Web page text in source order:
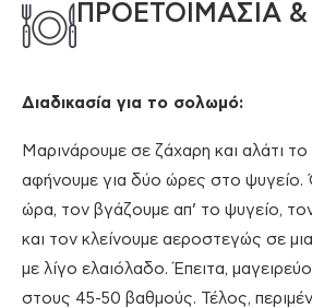
ΠΡΟΕΤΟΙΜΑΣΙΑ
Διαδικασία για το σολωμό:
Μαρινάρουμε σε ζάχαρη και αλάτι
αφήνουμε για δύο ώρες στο ψυγείο.
ώρα, τον βγάζουμε απ’ το ψυγείο,
και τον κλείνουμε αεροστεγώς σε
με λίγο ελαιόλαδο. Έπειτα,
στους 45-50 βαθμούς. Τέλος,